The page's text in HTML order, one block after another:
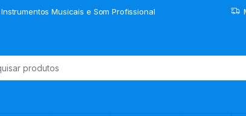
Musicais e Som Profissional